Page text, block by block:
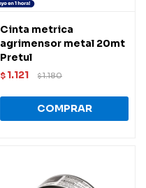
Cinta metrica
agrimensor metal 20mt
Pretul
$ 1.121 $1.180